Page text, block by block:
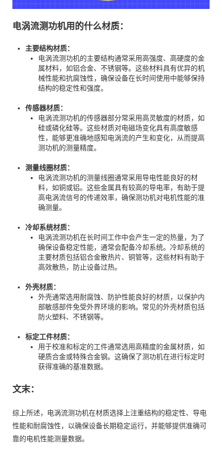
电涡流测功机用的什么材质：
主要结构材质：
电涡流测功机的主要结构通常采用高强度、高硬度的金
属材料，如铝合金、不锈钢等。这些材料具有优异的机
械性能和抗腐蚀性，确保设备在长时间使用中能够保持
结构的稳定性和强度。
传感器材质：
电涡流测功机的传感器部分常采用高灵敏度的材质，如
硅或磷化硅等。这些材质对电磁场变化具有高度敏感
性，能够更准确地感知电涡流的产生和变化，从而提高
测功机的测量精度。
测量线圈材质：
电涡流测功机的测量线圈通常采用导电性能良好的材
料，如铜或铝。这些金属具有较高的导电率，有助于提
高电涡流信号的传递效率，确保测功机对电机性能的准
确测量。
冷却系统材质：
电涡流测功机在长时间工作中会产生一定的热量，为了
确保设备稳定性能，通常会配备冷却系统。冷却系统的
主要材质包括铝合金散热片、铜管等，这些材料有助于
高效散热，防止设备过热。
外壳材质：
外壳通常选用耐腐蚀、防护性能良好的材质，以保护内
部敏感部件免受外界环境的影响。常见的外壳材质包括
防火塑料、不锈钢等。
标定工件材质：
用于校准和标定的工件通常选用高精度的金属材质，如
硬质合金或特殊合金钢。这确保了测功机在进行标定时
获得准确的基准数据。
文末：
综上所述，电涡流测功机在材质选择上注重结构的稳定性、导电
性能和耐腐蚀性，以确保设备长期稳定运行，并能够提供准确可
靠的电机性能测量数据。